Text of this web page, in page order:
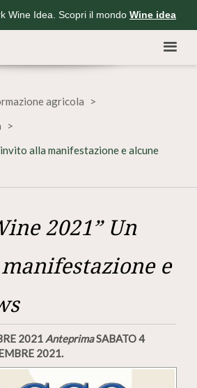
Wine Idea. Scopri il mondo Wine idea
agricola
alla manifestazione e alcune
2021” Un
e
2021AnteprimaSABATO 4
2021.